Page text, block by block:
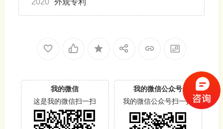
2020 外观专利
我的微信
这是我的微信扫一扫
我的微信公众号
我的微信公众号扫一扫